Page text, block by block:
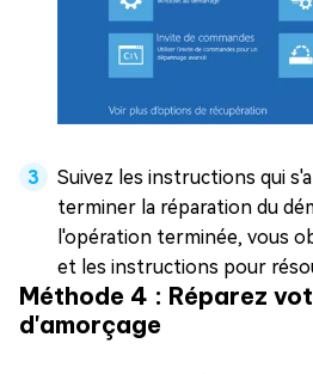
Suivez les instructions qui
terminer la réparation du
l'opération terminée, vous
et les instructions pour
Méthode 4 : Réparez
d'amorçage